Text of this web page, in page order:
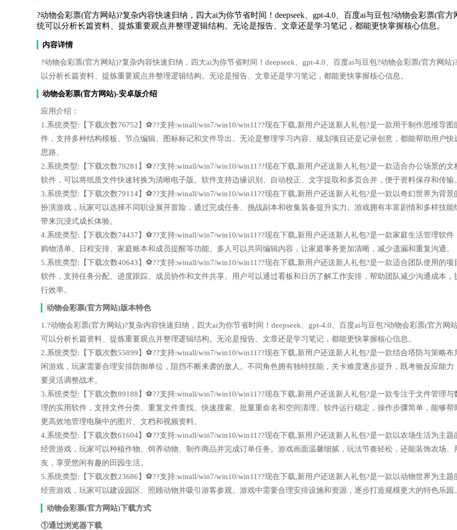
?动物会彩票(官方网站)?复杂内容快速归纳，四大ai为你节省时间！deepseek、gpt-4.0、百度ai与豆包?动物会彩票(官方
统可以分析长篇资料、提炼重要观点并整理逻辑结构。无论是报告、文章还是学习笔记，都能更快掌握核心信息。
内容详情
?动物会彩票(官方网站)?复杂内容快速归纳，四大ai为你节省时间！deepseek、gpt-4.0、百度ai与豆包?动物会彩票(官方网站
以分析长篇资料、提炼重要观点并整理逻辑结构。无论是报告、文章还是学习笔记，都能更快掌握核心信息。
动物会彩票(官方网站)-安卓版介绍
应用介绍：
1.系统类型:【下载次数76752】⚽??支持:winall/win7/win10/win11??现在下载,新用户还送新人礼包?是一款用于制作思维导图
件，支持多种结构模板、节点编辑、图标标记和文件导出。无论是整理学习内容、规划项目还是记录创意，都能帮助用户快
思路。
2.系统类型:【下载次数79281】⚽??支持:winall/win7/win10/win11??现在下载,新用户还送新人礼包?是一款适合办公场景的文
软件，可以将纸质文件快速转换为清晰电子版。软件支持边缘识别、自动校正、文字提取和多页合并，便于资料保存和传输
3.系统类型:【下载次数79114】⚽??支持:winall/win7/win10/win11??现在下载,新用户还送新人礼包?是一款以奇幻世界为背景
扮演游戏，玩家可以选择不同职业展开冒险，通过完成任务、挑战副本和收集装备提升实力。游戏拥有丰富剧情和多样技能
带来沉浸式成长体验。
4.系统类型:【下载次数74437】⚽??支持:winall/win7/win10/win11??现在下载,新用户还送新人礼包?是一款家庭生活管理软件
购物清单、日程安排、家庭账本和成员提醒等功能。多人可以共同编辑内容，让家庭事务更加清晰，减少遗漏和重复沟通。
5.系统类型:【下载次数40643】⚽??支持:winall/win7/win10/win11??现在下载,新用户还送新人礼包?是一款适合团队使用的项
软件，支持任务分配、进度跟踪、成员协作和文件共享。用户可以通过看板和日历了解工作安排，帮助团队减少沟通成本，
行效率。
动物会彩票(官方网站)版本特色
1.?动物会彩票(官方网站)?复杂内容快速归纳，四大ai为你节省时间！deepseek、gpt-4.0、百度ai与豆包?动物会彩票(官方网
可以分析长篇资料、提炼重要观点并整理逻辑结构。无论是报告、文章还是学习笔记，都能更快掌握核心信息。
2.系统类型:【下载次数55899】⚽??支持:winall/win7/win10/win11??现在下载,新用户还送新人礼包?是一款结合塔防与策略布
闲游戏，玩家需要合理安排防御单位，阻挡不断来袭的敌人。不同角色拥有独特技能，关卡难度逐步提升，既考验反应能力
要灵活调整战术。
3.系统类型:【下载次数89188】⚽??支持:winall/win7/win10/win11??现在下载,新用户还送新人礼包?是一款专注于文件管理与
理的实用软件，支持文件分类、重复文件查找、快速搜索、批量重命名和空间清理。软件运行稳定，操作步骤简单，能够帮
更高效地管理电脑中的图片、文档和视频资料。
4.系统类型:【下载次数61604】⚽??支持:winall/win7/win10/win11??现在下载,新用户还送新人礼包?是一款以农场生活为主题
经营游戏，玩家可以种植作物、饲养动物、制作商品并完成订单任务。游戏画面温馨细腻，玩法节奏轻松，还能装饰农场、
友，享受悠闲有趣的田园生活。
5.系统类型:【下载次数23686】⚽??支持:winall/win7/win10/win11??现在下载,新用户还送新人礼包?是一款以动物世界为主题
经营游戏，玩家可以建设园区、照顾动物并吸引游客参观。游戏中需要合理安排设施和资源，逐步打造规模更大的特色乐园
动物会彩票(官方网站)下载方式
①通过浏览器下载